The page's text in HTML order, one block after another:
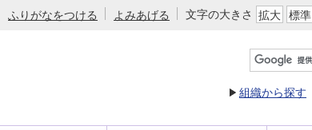
ふりがなをつける よみあげる 文字の大きさ 拡大 標準
組織から探す